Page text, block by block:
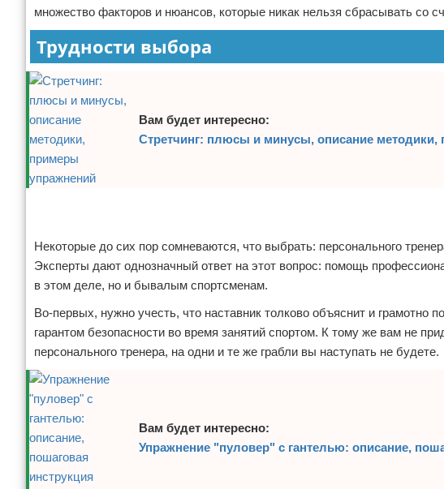
Теннис
Легкая атлетика
Водный спорт
Похудание
Йога и пилатес
Детский спорт
Зимние виды спорта
Тренировки дома
Спортивное питание
множество факторов и нюансов, которые никак нельзя сбрасывать со
Трудности выбора
Вам будет интересно:
Стретчинг: плюсы и минусы, описание
Некоторые до сих пор сомневаются, что выбрать: персонального
Эксперты дают однозначный ответ на этот вопрос: помощь
в этом деле, но и бывалым спортсменам.
Во-первых, нужно учесть, что наставник толково объяснит и грамотно
гарантом безопасности во время занятий спортом. К тому же вам не
персонального тренера, на одни и те же грабли вы наступать не будете.
Вам будет интересно:
Упражнение "пуловер" с гантелью: описание,